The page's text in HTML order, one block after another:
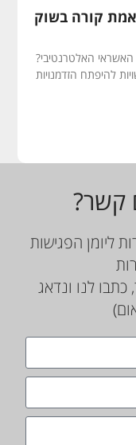
קורה בשוק
האשראי האלטרנטיבי?
להיפתח הזדמנויות
קשר?
ליומן הפגישות
לנו ונדאג